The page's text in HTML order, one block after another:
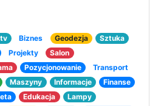
Biznes Geodezja
Sztuka
Projekty
Salon
Pozycjonowanie
Transport
Maszyny Informacje
Finanse
Edukacja
Lampy